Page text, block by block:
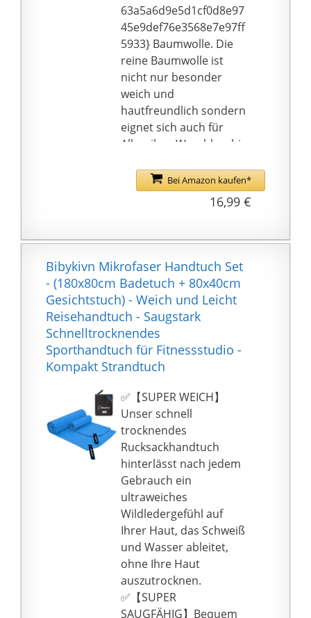
63a5a6d9e5d1cf0d8e97
45e9def76e3568e7e97ff
5933} Baumwolle. Die
reine Baumwolle ist
nicht nur besonder
weich und
hautfreundlich sondern
eignet sich auch für
Allergiker. Waschbar bis
Normalwaschgang.
EIGENSCHAFTEN –
multifunktionales
Sporthandtuch aus
leichtem Material im
schlanken Design.
Handtuch Maße 90 cm
x 45 cm, optimal zum
Unterlegen
auf Hantelbänken und
anderen Sportgeräten.
Reißverschlusstasche
aus atmungsaktivem
Mesh-Material, in der
Größe 16 cm x 45 cm.
Hergestellt aus 100
{34a7e31b73ec67c8c36
63a5a6d9e5d1cf0d8e97
45e9def76e3568e7e97ff
5933} Baumwolle.
✅ LEICHT & KOMPAKT –
optimal für Besuche im
Fitnessstudio, oder für
Kurs besuche, egal ob
Yoga, Pilates oder
Bei Amazon kaufen*
16,99 €
Bibykivn Mikrofaser Handtuch Set
- (180x80cm Badetuch + 80x40cm
Gesichtstuch) - Weich und Leicht
Reisehandtuch - Saugstark
Schnelltrocknendes
Sporthandtuch für Fitnessstudio -
Kompakt Strandtuch
✅【SUPER WEICH】
Unser schnell
trocknendes
Rucksackhandtuch
hinterlässt nach jedem
Gebrauch ein
ultraweiches
Wildledergefühl auf
Ihrer Haut, das Schweiß
und Wasser ableitet,
ohne Ihre Haut
auszutrocknen.
✅【SUPER
SAUGFÄHIG】Bequem